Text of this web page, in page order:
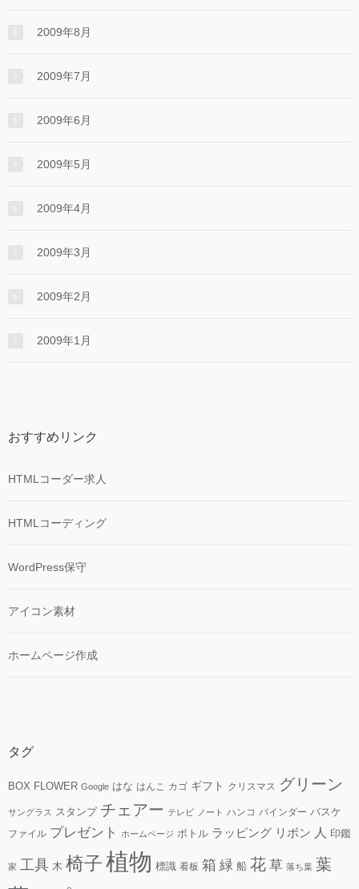
2009年8月
2009年7月
2009年6月
2009年5月
2009年4月
2009年3月
2009年2月
2009年1月
おすすめリンク
HTMLコーダー求人
HTMLコーディング
WordPress保守
アイコン素材
ホームページ作成
タグ
BOX FLOWER Google はな はんこ カゴ ギフト クリスマス グリーン
サングラス スタンプ チェアー テレビ ノート ハンコ バインダー バスケ
ファイル プレゼント ホームページ ボトル ラッピング リボン 人 印鑑
家 工具 木 椅子植物 標識 看板 箱 緑 船 花 草 落ち葉 葉